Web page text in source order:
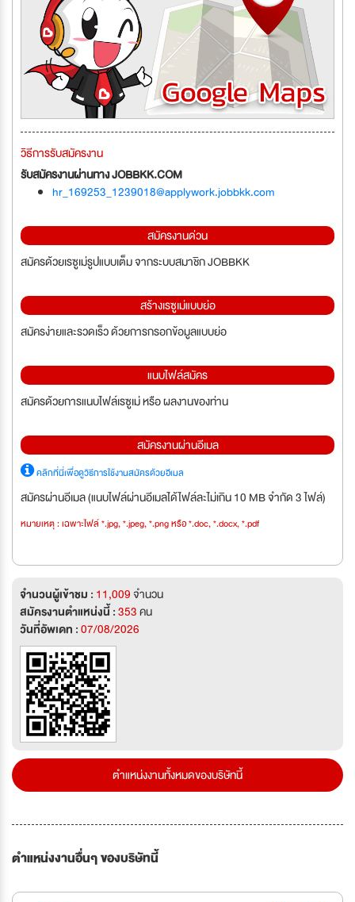
วิธีการรับสมัครงาน
รับสมัครงานผ่านทาง JOBBKK.COM
hr_169253_1239018@applywork.jobbkk.com
สมัครงานด่วน
สมัครด้วยเรซูเม่รูปแบบเต็ม จากระบบสมาชิก JOBBKK
สร้างเรซูเม่แบบย่อ
สมัครง่ายและรวดเร็ว ด้วยการกรอกข้อมูลแบบย่อ
แนบไฟล์สมัคร
สมัครด้วยการแนบไฟล์เรซูเม่ หรือ ผลงานของท่าน
สมัครงานผ่านอีเมล
คลิกที่นี่เพื่อดูวิธีการใช้งานสมัครด้วยอีเมล
สมัครผ่านอีเมล (แนบไฟล์ผ่านอีเมลได้ไฟล์ละไม่เกิน 10 MB จำกัด 3 ไฟล์)
หมายเหตุ : เฉพาะไฟล์ *.jpg, *.jpeg, *.png หรือ *.doc, *.docx, *.pdf
จำนวนผู้เข้าชม : 11,009จำนวน
สมัครงานตำแหน่งนี้ :353คน
วันที่อัพเดท :07/08/2026
ตำแหน่งงานทั้งหมดของบริษัทนี้
ตำแหน่งงานอื่นๆ ของบริษัทนี้